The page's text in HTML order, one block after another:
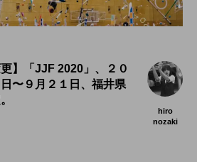
更】「JJF 2020」、２０
〜９月２１日、福井県
hiro
nozaki